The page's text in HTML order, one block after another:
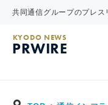
共同通信グループのプレス
KYODO NEWS
PRWIRE